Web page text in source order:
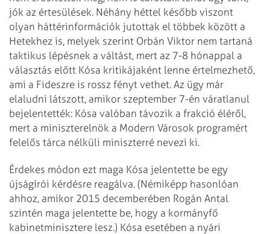
jók az értesülések. Néhány héttel később viszont
olyan háttérinformációk jutottak el többek között a
Hetekhez is, melyek szerint Orbán Viktor nem tartaná
taktikus lépésnek a váltást, mert az 7-8 hónappal a
választás előtt Kósa kritikájaként lenne értelmezhető,
ami a Fideszre is rossz fényt vethet. Az ügy már
elaludni látszott, amikor szeptember 7-én váratlanul
bejelentették: Kósa valóban távozik a frakció éléről,
mert a miniszterelnök a Modern Városok programért
felelős tárca nélküli miniszterré nevezi ki.
Érdekes módon ezt maga Kósa jelentette be egy
újságírói kérdésre reagálva. (Némiképp hasonlóan
ahhoz, amikor 2015 decemberében Rogán Antal
szintén maga jelentette be, hogy a kormányfő
kabinetminisztere lesz.) Kósa esetében a nyári